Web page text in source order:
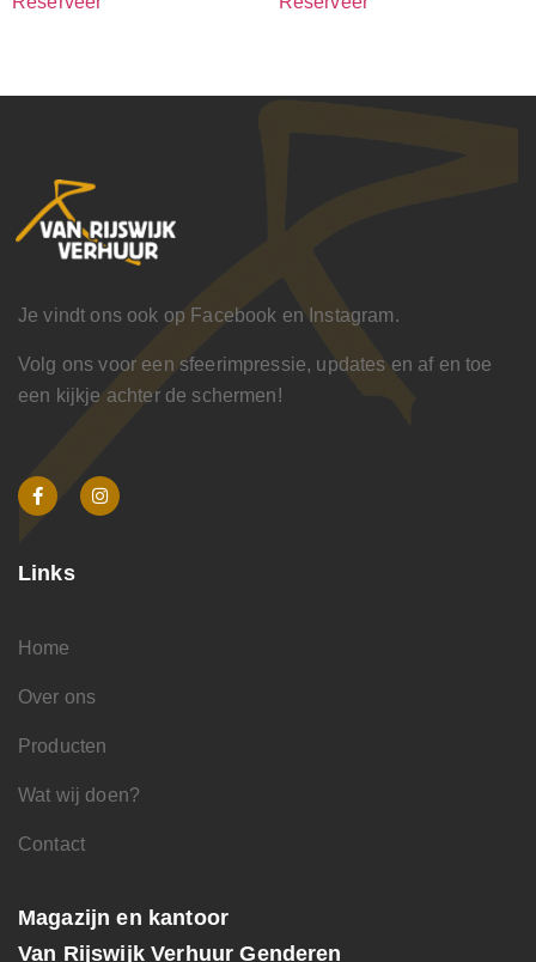
Je vindt ons ook op Facebook en Instagram.
Volg ons voor een sfeerimpressie, updates en af en toe
een kijkje achter de schermen!
Links
Home
Over ons
Producten
Wat wij doen?
Contact
Magazijn en kantoor
Van Rijswijk Verhuur Genderen